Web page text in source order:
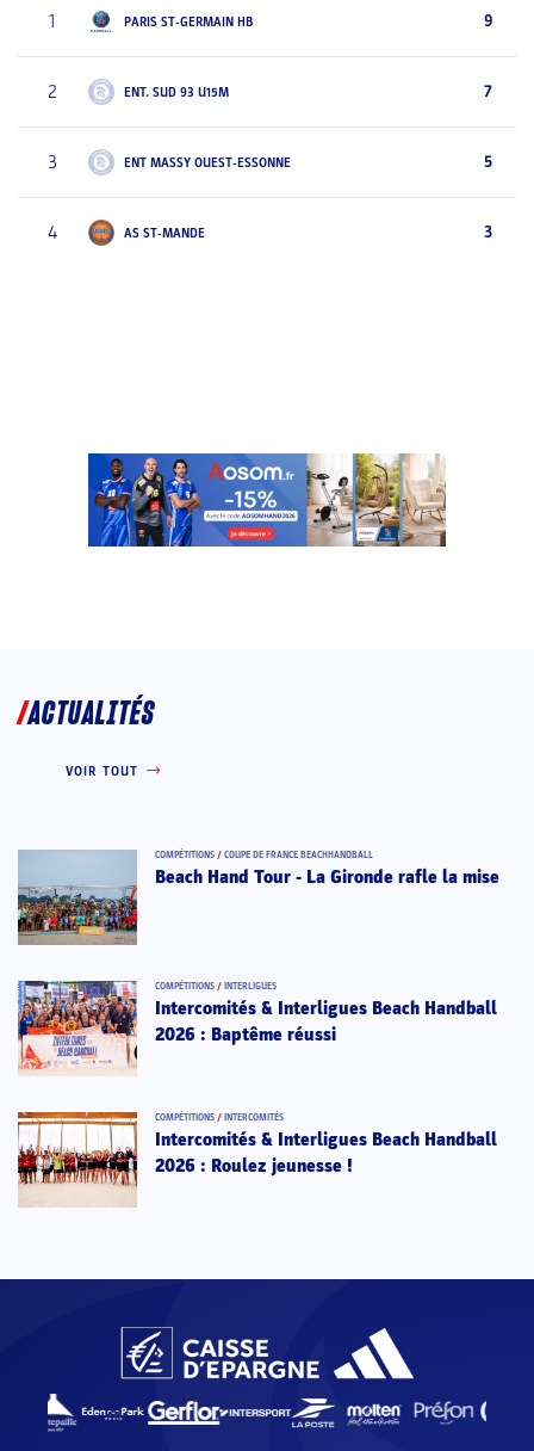
1 PARIS ST-GERMAIN HB 9
2 ENT. SUD 93 U15M 7
3 ENT MASSY OUEST-ESSONNE 5
4 AS ST-MANDE 3
ACTUALITÉS
VOIR TOUT
COMPÉTITIONS / COUPE DE FRANCE BEACHHANDBALL
Beach Hand Tour - La Gironde rafle la mise
COMPÉTITIONS / INTERLIGUES
Intercomités & Interligues Beach Handball
2026 : Baptême réussi
COMPÉTITIONS / INTERCOMITÉS
Intercomités & Interligues Beach Handball
2026 : Roulez jeunesse !